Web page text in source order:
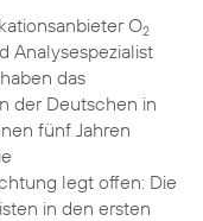
O2
Analysespezialist
das
der Deutschen in
fünf Jahren
legt offen: Die
in den ersten